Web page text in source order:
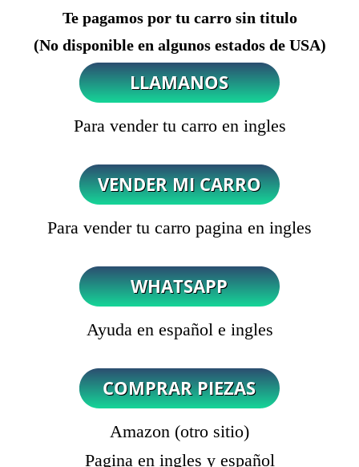
Te pagamos por tu carro sin titulo
(No disponible en algunos estados de USA)
Para vender tu carro en ingles
Para vender tu carro pagina en ingles
Ayuda en español e ingles
Amazon (otro sitio)
Pagina en ingles y español